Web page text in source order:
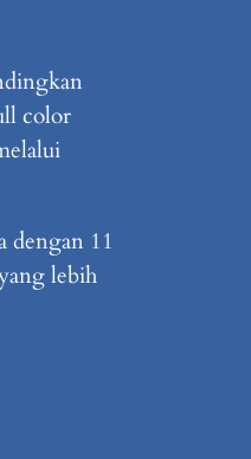
color
dengan 11
lebih